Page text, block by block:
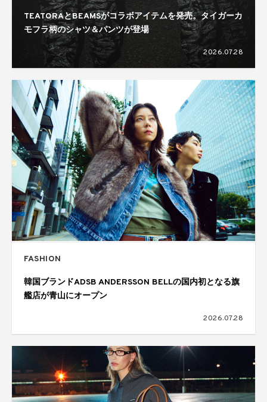
TEATORAとBEAMSがコラボアイテムを発売。タイガーカ
モフラ柄のシャツ＆パンツが登場
2026.07.28
FASHION
韓国ブランドADSB ANDERSSON BELLの国内初となる旗
艦店が青山にオープン
2026.07.28